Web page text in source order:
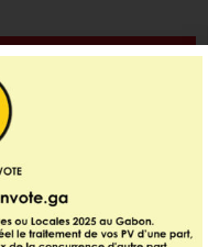
levés : le Gabon
…
juillet 2026